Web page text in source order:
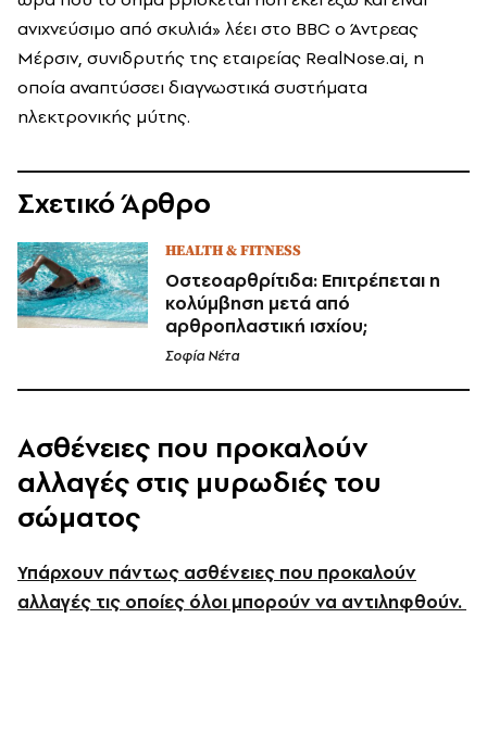
ανιχνεύσιμο από σκυλιά» λέει στο BBC ο Άντρεας
Μέρσιν, συνιδρυτής της εταιρείας RealNose.ai, η
οποία αναπτύσσει διαγνωστικά συστήματα
ηλεκτρονικής μύτης.
Σχετικό Άρθρο
HEALTH & FITNESS
Οστεοαρθρίτιδα: Επιτρέπεται η
κολύμβηση μετά από
αρθροπλαστική ισχίου;
Σοφία Νέτα
Aσθένειες που προκαλούν
αλλαγές στις μυρωδιές του
σώματος
Υπάρχουν πάντως ασθένειες που προκαλούν
αλλαγές τις οποίες όλοι μπορούν να αντιληφθούν.